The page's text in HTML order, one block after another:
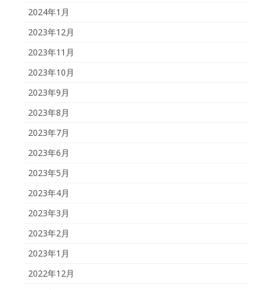
2024年1月
2023年12月
2023年11月
2023年10月
2023年9月
2023年8月
2023年7月
2023年6月
2023年5月
2023年4月
2023年3月
2023年2月
2023年1月
2022年12月